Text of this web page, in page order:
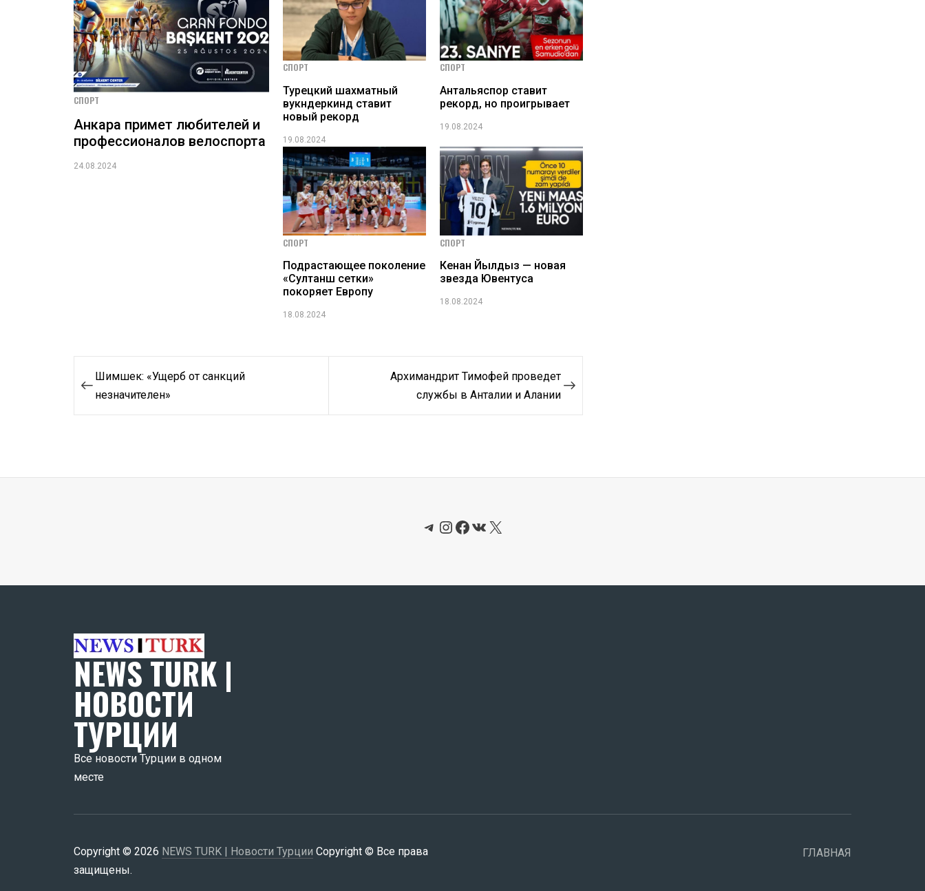
СПОРТ
Анкара примет любителей и
профессионалов велоспорта
24.08.2024
СПОРТ
Турецкий шахматный
вукндеркинд ставит
новый рекорд
19.08.2024
СПОРТ
Антальяспор ставит
рекорд, но проигрывает
19.08.2024
СПОРТ
Подрастающее поколение
«Султанш сетки»
покоряет Европу
18.08.2024
СПОРТ
Кенан Йылдыз — новая
звезда Ювентуса
18.08.2024
Навигация
Шимшек: «Ущерб от санкций
незначителен»
Архимандрит Тимофей проведет
службы в Анталии и Алании
Telegram
Instagram
Facebook
ВКонтакте
X
NEWS TURK |
НОВОСТИ
ТУРЦИИ
Все новости Турции в одном
месте
Copyright © 2026 NEWS TURK | Новости Турции Copyright © Все права
защищены.
ГЛАВНАЯ